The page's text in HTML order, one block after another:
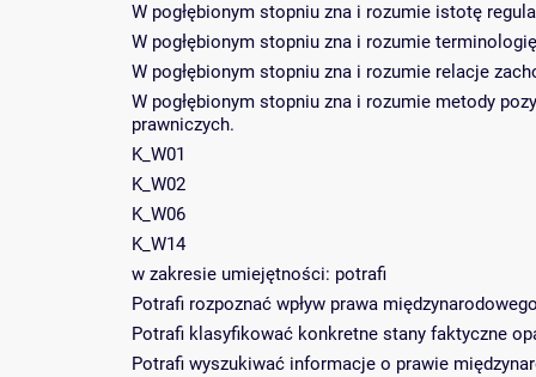
W pogłębionym stopniu zna i rozumie istotę
W pogłębionym stopniu zna i rozumie
W pogłębionym stopniu zna i rozumie relacje
W pogłębionym stopniu zna i rozumie metody
prawniczych.
K_W01
K_W02
K_W06
K_W14
w zakresie umiejętności: potrafi
Potrafi rozpoznać wpływ prawa
Potrafi klasyfikować konkretne stany faktyczne
Potrafi wyszukiwać informacje o prawie